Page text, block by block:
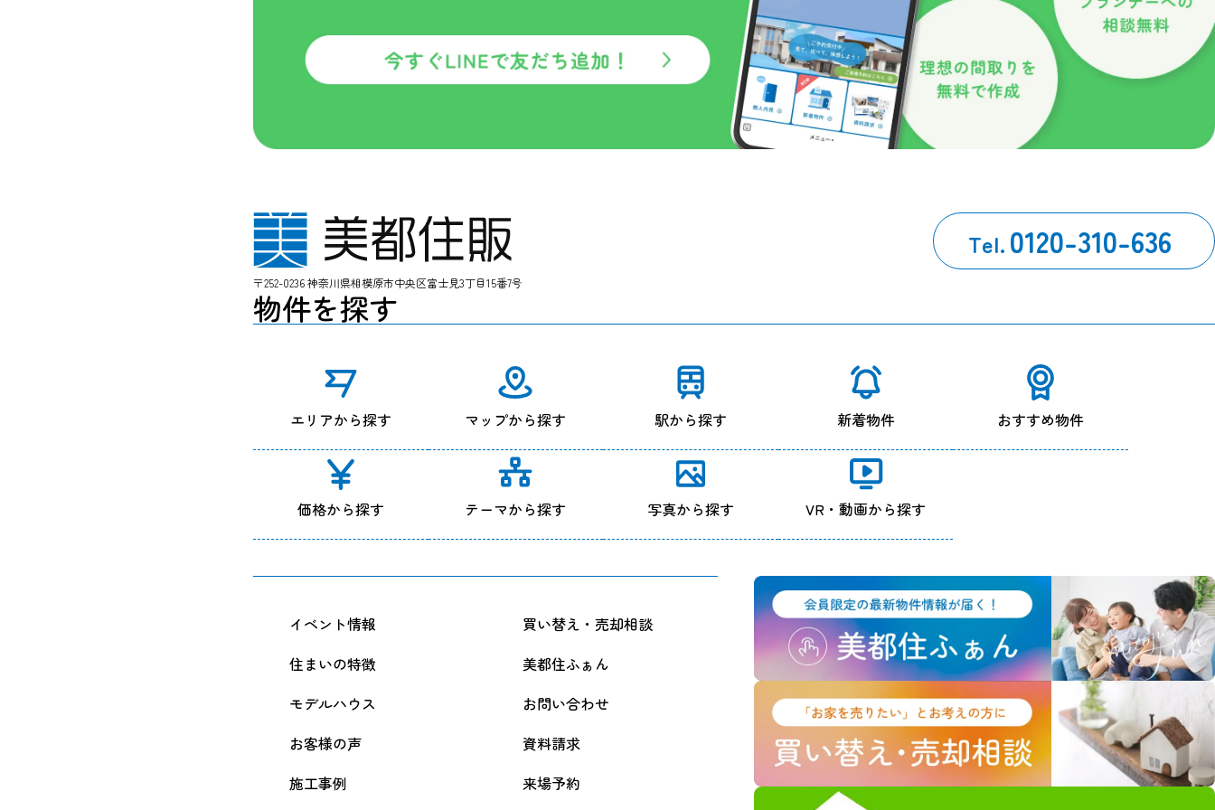
〒252-0236 神奈川県相模原市中央区富士見3丁目15番7号
Tel. 0120-310-636
物件を探す
エリアから探す マップから探す 駅から探す 新着物件 おすすめ物件
価格から探す テーマから探す 写真から探す VR・動画から探す
イベント情報
住まいの特徴
モデルハウス
お客様の声
施工事例
買い替え・売却相談
美都住ふぁん
お問い合わせ
資料請求
来場予約